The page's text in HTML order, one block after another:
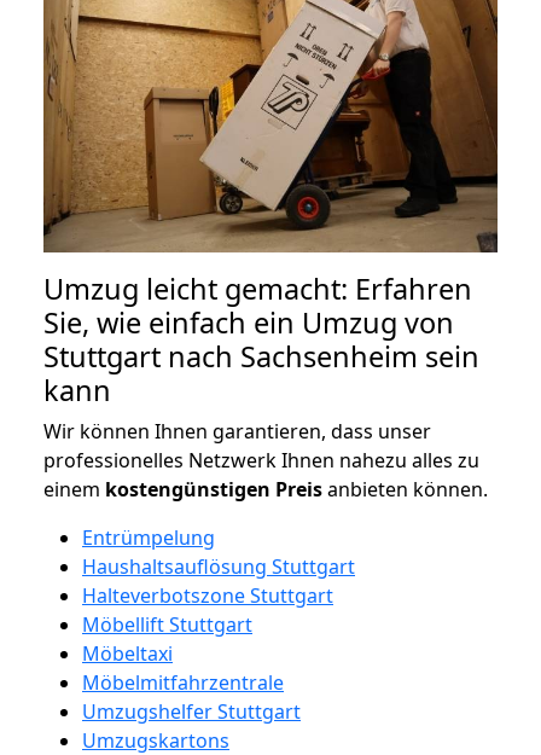
Umzug leicht gemacht: Erfahren
Sie, wie einfach ein Umzug von
Stuttgart nach Sachsenheim sein
kann
Wir können Ihnen garantieren, dass unser
professionelles Netzwerk Ihnen nahezu alles zu
einem kostengünstigen Preisanbieten können.
Entrümpelung
Haushaltsauflösung Stuttgart
Halteverbotszone Stuttgart
Möbellift Stuttgart
Möbeltaxi
Möbelmitfahrzentrale
Umzugshelfer Stuttgart
Umzugskartons